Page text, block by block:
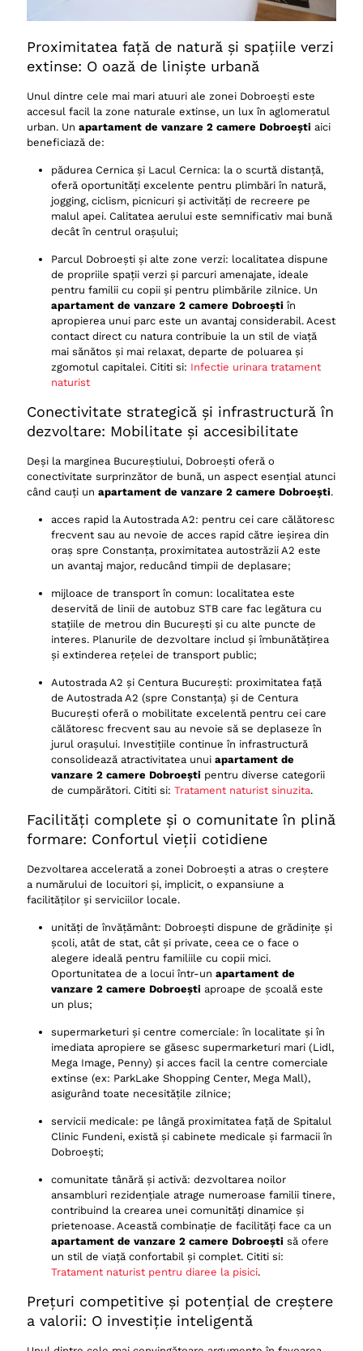
Proximitatea față de natură și spațiile verzi
extinse: O oază de liniște urbană
Unul dintre cele mai mari atuuri ale zonei Dobroești este
accesul facil la zone naturale extinse, un lux în aglomeratul
urban. Un apartament de vanzare 2 camere Dobroești aici
beneficiază de:
pădurea Cernica și Lacul Cernica: la o scurtă distanță,
oferă oportunități excelente pentru plimbări în natură,
jogging, ciclism, picnicuri și activități de recreere pe
malul apei. Calitatea aerului este semnificativ mai bună
decât în centrul orașului;
Parcul Dobroești și alte zone verzi: localitatea dispune
de propriile spații verzi și parcuri amenajate, ideale
pentru familii cu copii și pentru plimbările zilnice. Un
apartament de vanzare 2 camere Dobroești în
apropierea unui parc este un avantaj considerabil. Acest
contact direct cu natura contribuie la un stil de viață
mai sănătos și mai relaxat, departe de poluarea și
zgomotul capitalei. Cititi si: Infectie urinara tratament
naturist
Conectivitate strategică și infrastructură în
dezvoltare: Mobilitate și accesibilitate
Deși la marginea Bucureștiului, Dobroești oferă o
conectivitate surprinzător de bună, un aspect esențial atunci
când cauți un apartament de vanzare 2 camere Dobroești.
acces rapid la Autostrada A2: pentru cei care călătoresc
frecvent sau au nevoie de acces rapid către ieșirea din
oraș spre Constanța, proximitatea autostrăzii A2 este
un avantaj major, reducând timpii de deplasare;
mijloace de transport în comun: localitatea este
deservită de linii de autobuz STB care fac legătura cu
stațiile de metrou din București și cu alte puncte de
interes. Planurile de dezvoltare includ și îmbunătățirea
și extinderea rețelei de transport public;
Autostrada A2 și Centura București: proximitatea față
de Autostrada A2 (spre Constanța) și de Centura
București oferă o mobilitate excelentă pentru cei care
călătoresc frecvent sau au nevoie să se deplaseze în
jurul orașului. Investițiile continue în infrastructură
consolidează atractivitatea unui apartament de
vanzare 2 camere Dobroești pentru diverse categorii
de cumpărători. Cititi si: Tratament naturist sinuzita.
Facilități complete și o comunitate în plină
formare: Confortul vieții cotidiene
Dezvoltarea accelerată a zonei Dobroești a atras o creștere
a numărului de locuitori și, implicit, o expansiune a
facilităților și serviciilor locale.
unități de învățământ: Dobroești dispune de grădinițe și
școli, atât de stat, cât și private, ceea ce o face o
alegere ideală pentru familiile cu copii mici.
Oportunitatea de a locui într-un apartament de
vanzare 2 camere Dobroești aproape de școală este
un plus;
supermarketuri și centre comerciale: în localitate și în
imediata apropiere se găsesc supermarketuri mari (Lidl,
Mega Image, Penny) și acces facil la centre comerciale
extinse (ex: ParkLake Shopping Center, Mega Mall),
asigurând toate necesitățile zilnice;
servicii medicale: pe lângă proximitatea față de Spitalul
Clinic Fundeni, există și cabinete medicale și farmacii în
Dobroești;
comunitate tânără și activă: dezvoltarea noilor
ansambluri rezidențiale atrage numeroase familii tinere,
contribuind la crearea unei comunități dinamice și
prietenoase. Această combinație de facilități face ca un
apartament de vanzare 2 camere Dobroești să ofere
un stil de viață confortabil și complet. Cititi si:
Tratament naturist pentru diaree la pisici.
Prețuri competitive și potențial de creștere
a valorii: O investiție inteligentă